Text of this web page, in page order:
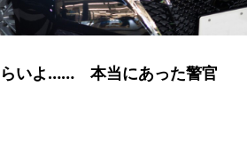
らいよ…… 本当にあった警官